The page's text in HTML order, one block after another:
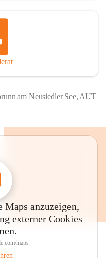
am Neusiedler See, AUT
anzuzeigen,
externer Cookies
maps